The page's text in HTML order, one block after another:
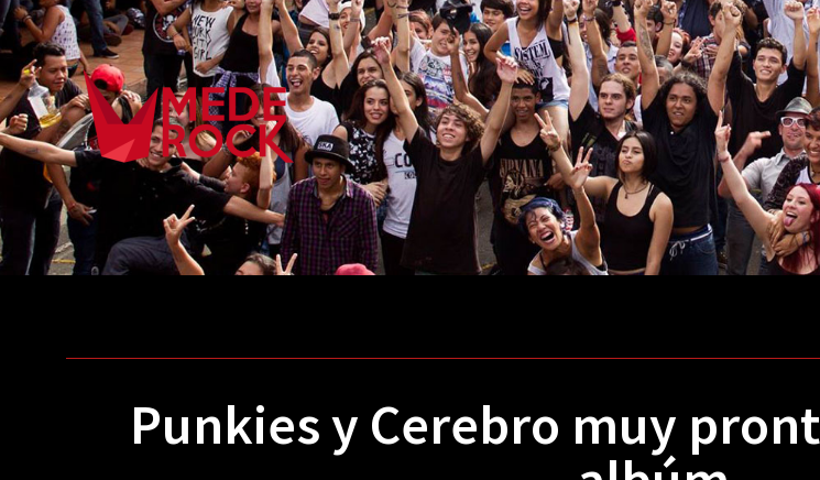
Punkies y Cerebro muy